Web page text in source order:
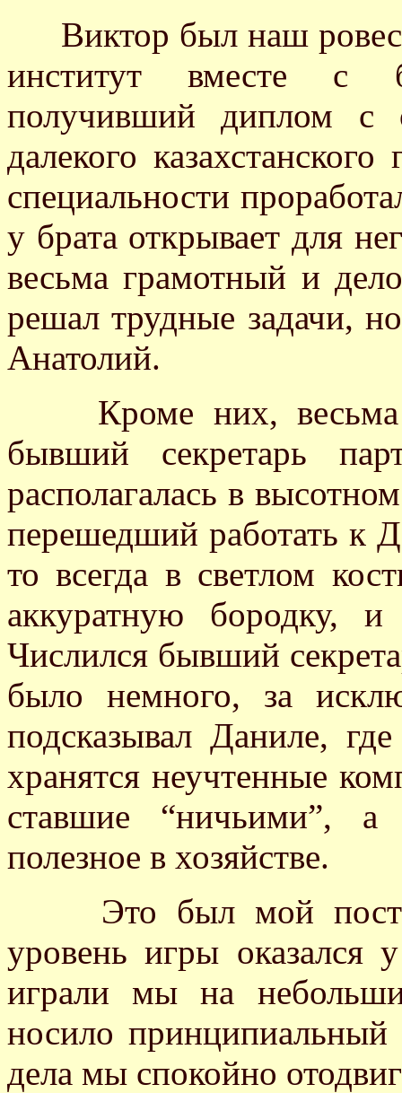
Виктор был наш
институт вместе с
получивший диплом
далекого
специальности
у брата открывает для
весьма грамотный и
решал трудные задачи,
Анатолий.
Кроме них, весьма
бывший секретарь
располагалась в
перешедший работать к
то всегда в светлом
аккуратную бородку,
Числился бывший
было немного, за
подсказывал Даниле,
хранятся неучтенные
ставшие “ничьими”, а
полезное в хозяйстве.
Это был мой
уровень игры оказался
играли мы на
носило принципиальный
дела мы спокойно